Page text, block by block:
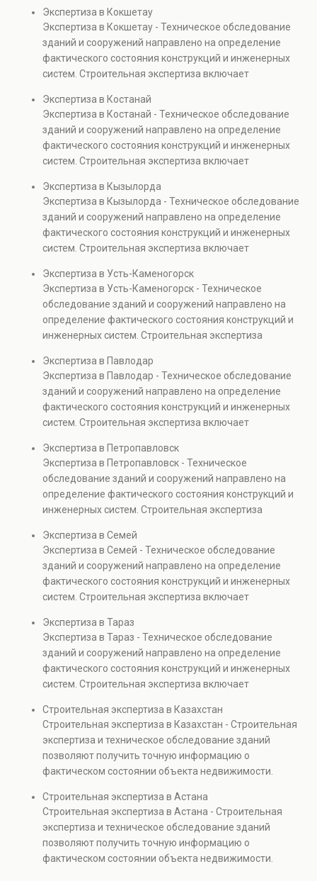
элементов и оценку эксплуатационной безопасности.
Услуга востребована при покупке недвижимости,
капитальном ремонте и реконструкции объектов, а
также при судебных разбирательствах и технических
проверках.
Экспертиза в Кокшетау
Экспертиза в Кокшетау - Техническое обследование
зданий и сооружений направлено на определение
фактического состояния конструкций и инженерных
систем. Строительная экспертиза включает
элементов и оценку эксплуатационной безопасности.
Услуга востребована при покупке недвижимости,
капитальном ремонте и реконструкции объектов, а
также при судебных разбирательствах и технических
проверках.
Экспертиза в Костанай
Экспертиза в Костанай - Техническое обследование
зданий и сооружений направлено на определение
фактического состояния конструкций и инженерных
систем. Строительная экспертиза включает
элементов и оценку эксплуатационной безопасности.
Услуга востребована при покупке недвижимости,
капитальном ремонте и реконструкции объектов, а
также при судебных разбирательствах и технических
проверках.
Экспертиза в Кызылорда
Экспертиза в Кызылорда - Техническое обследование
зданий и сооружений направлено на определение
фактического состояния конструкций и инженерных
систем. Строительная экспертиза включает
элементов и оценку эксплуатационной безопасности.
Услуга востребована при покупке недвижимости,
капитальном ремонте и реконструкции объектов, а
также при судебных разбирательствах и технических
проверках.
Экспертиза в Усть-Каменогорск
Экспертиза в Усть-Каменогорск - Техническое
обследование зданий и сооружений направлено на
определение фактического состояния конструкций и
инженерных систем. Строительная экспертиза
прочности элементов и оценку эксплуатационной
безопасности. Услуга востребована при покупке
недвижимости, капитальном ремонте и реконструкции
объектов, а также при судебных разбирательствах и
технических проверках.
Экспертиза в Павлодар
Экспертиза в Павлодар - Техническое обследование
зданий и сооружений направлено на определение
фактического состояния конструкций и инженерных
систем. Строительная экспертиза включает
элементов и оценку эксплуатационной безопасности.
Услуга востребована при покупке недвижимости,
капитальном ремонте и реконструкции объектов, а
также при судебных разбирательствах и технических
проверках.
Экспертиза в Петропавловск
Экспертиза в Петропавловск - Техническое
обследование зданий и сооружений направлено на
определение фактического состояния конструкций и
инженерных систем. Строительная экспертиза
прочности элементов и оценку эксплуатационной
безопасности. Услуга востребована при покупке
недвижимости, капитальном ремонте и реконструкции
объектов, а также при судебных разбирательствах и
технических проверках.
Экспертиза в Семей
Экспертиза в Семей - Техническое обследование
зданий и сооружений направлено на определение
фактического состояния конструкций и инженерных
систем. Строительная экспертиза включает
элементов и оценку эксплуатационной безопасности.
Услуга востребована при покупке недвижимости,
капитальном ремонте и реконструкции объектов, а
также при судебных разбирательствах и технических
проверках.
Экспертиза в Тараз
Экспертиза в Тараз - Техническое обследование
зданий и сооружений направлено на определение
фактического состояния конструкций и инженерных
систем. Строительная экспертиза включает
элементов и оценку эксплуатационной безопасности.
Услуга востребована при покупке недвижимости,
капитальном ремонте и реконструкции объектов, а
также при судебных разбирательствах и технических
проверках.
Строительная экспертиза в Казахстан
Строительная экспертиза в Казахстан - Строительная
экспертиза и техническое обследование зданий
позволяют получить точную информацию о
фактическом состоянии объекта недвижимости.
инженерных систем с выявлением скрытых дефектов
и нарушений. Услуга используется для проверки
качества строительства, подготовки к реконструкции,
оценки рисков и судебных разбирательств.
Результатом является официальное техническое
Строительная экспертиза в Астана
Строительная экспертиза в Астана - Строительная
экспертиза и техническое обследование зданий
позволяют получить точную информацию о
фактическом состоянии объекта недвижимости.